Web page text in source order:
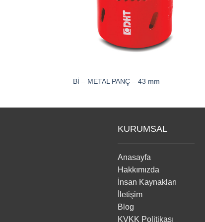
Bİ – METAL PANÇ – 43 mm
KURUMSAL
Anasayfa
Hakkımızda
İnsan Kaynakları
İletişim
Blog
KVKK Politikası